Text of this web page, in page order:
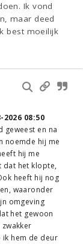
Ik vond
maar deed
best moeilijk
2026 08:50
geweest en na
noemde hij me
hij me
dat het klopte,
heeft hij nog
waaronder
omgeving
het gewoon
ik hem de deur